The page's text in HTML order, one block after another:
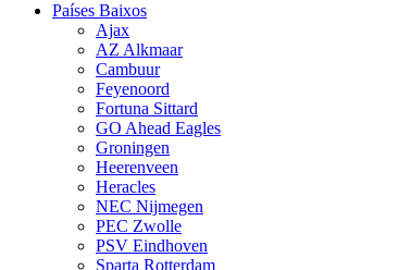
Países Baixos
Ajax
AZ Alkmaar
Cambuur
Feyenoord
Fortuna Sittard
GO Ahead Eagles
Groningen
Heerenveen
Heracles
NEC Nijmegen
PEC Zwolle
PSV Eindhoven
Sparta Rotterdam